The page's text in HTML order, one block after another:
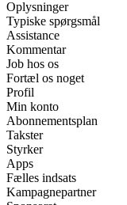
Oplysninger
Typiske spørgsmål
Assistance
Kommentar
Job hos os
Fortæl os noget
Profil
Min konto
Abonnementsplan
Takster
Styrker
Apps
Fælles indsats
Kampagnepartner